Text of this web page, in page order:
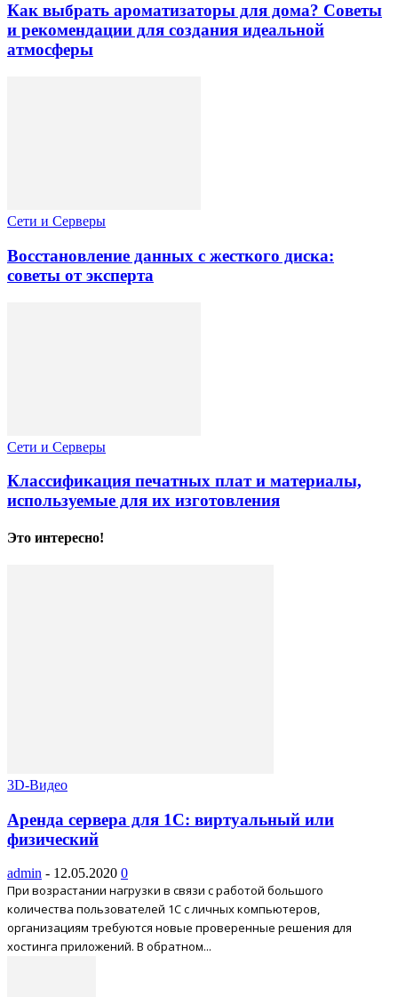
Как выбрать ароматизаторы для дома? Советы
и рекомендации для создания идеальной
атмосферы
Сети и Серверы
Восстановление данных с жесткого диска:
советы от эксперта
Сети и Серверы
Классификация печатных плат и материалы,
используемые для их изготовления
Это интересно!
3D-Видео
Аренда сервера для 1С: виртуальный или
физический
admin - 12.05.2020 0
При возрастании нагрузки в связи с работой большого
количества пользователей 1С с личных компьютеров,
организациям требуются новые проверенные решения для
хостинга приложений. В обратном...